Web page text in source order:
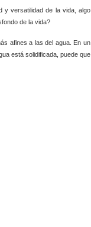
y versatilidad de la vida, algo
de la vida?
afines a las del agua. En un
está solidificada, puede que